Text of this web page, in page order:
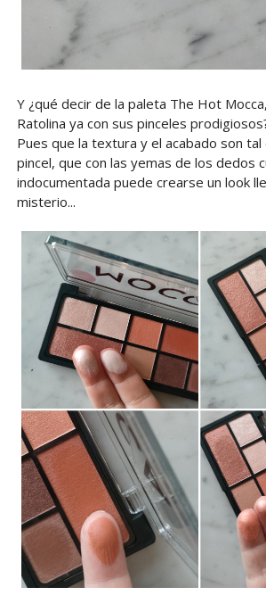
Y ¿qué decir de la paleta The Hot
Ratolina ya con sus pinceles
Pues que la textura y el acabado son
pincel, que con las yemas de los dedos
indocumentada puede crearse un look
misterio...